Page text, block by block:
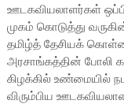
ஊடகவியலாளர்கள்
முகம் கொடுத்து
தமிழ்த் தேசியக்
அரசாங்கத்தின்
கிழக்கில் உண்மையில்
விரும்பிய